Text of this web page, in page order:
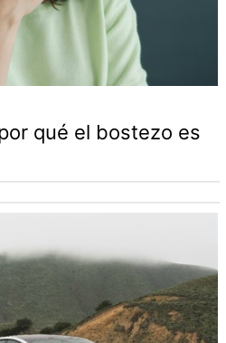
qué el bostezo es